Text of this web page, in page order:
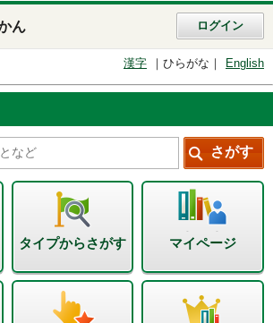
ん ログイン
漢字 ひらがな English
タイプからさがす マイページ